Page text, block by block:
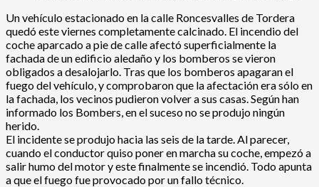
Un vehículo estacionado en la calle Roncesvalles de Tordera
quedó este viernes completamente calcinado. El incendio del
coche aparcado a pie de calle afectó superficialmente la
fachada de un edificio aledaño y los bomberos se vieron
obligados a desalojarlo. Tras que los bomberos apagaran el
fuego del vehículo, y comprobaron que la afectación era sólo en
la fachada, los vecinos pudieron volver a sus casas. Según han
informado los Bombers, en el suceso no se produjo ningún
herido.
El incidente se produjo hacia las seis de la tarde. Al parecer,
cuando el conductor quiso poner en marcha su coche, empezó a
salir humo del motor y este finalmente se incendió. Todo apunta
a que el fuego fue provocado por un fallo técnico.